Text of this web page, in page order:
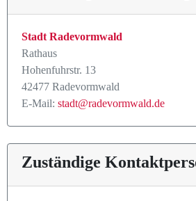
Stadt Radevormwald
Rathaus
Hohenfuhrstr. 13
42477 Radevormwald
E-Mail: stadt@radevormwald.de
Zuständige